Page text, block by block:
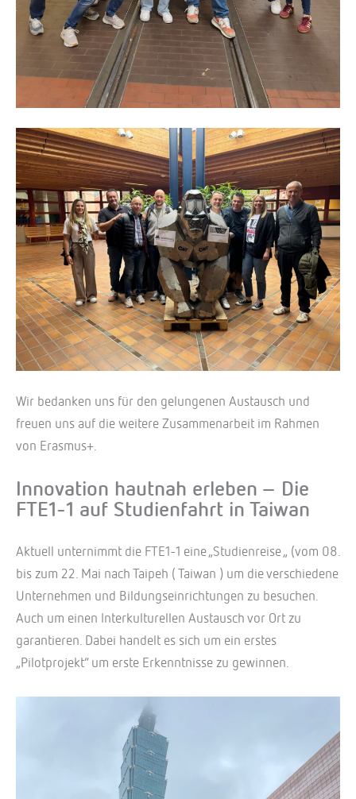
Wir bedanken uns für den gelungenen Austausch und
freuen uns auf die weitere Zusammenarbeit im Rahmen
von Erasmus+.
Innovation hautnah erleben – Die
FTE1-1 auf Studienfahrt in Taiwan
Aktuell unternimmt die FTE1-1 eine „Studienreise „ (vom 08.
bis zum 22. Mai nach Taipeh ( Taiwan ) um die verschiedene
Unternehmen und Bildungseinrichtungen zu besuchen.
Auch um einen Interkulturellen Austausch vor Ort zu
garantieren. Dabei handelt es sich um ein erstes
„Pilotprojekt“ um erste Erkenntnisse zu gewinnen.